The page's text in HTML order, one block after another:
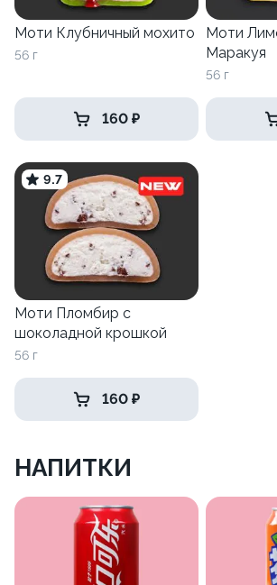
Моти Клубничный мохито
56 г
160 ₽
Моти
Маракуя
56 г
9.7
Моти Пломбир с
шоколадной крошкой
56 г
160 ₽
НАПИТКИ